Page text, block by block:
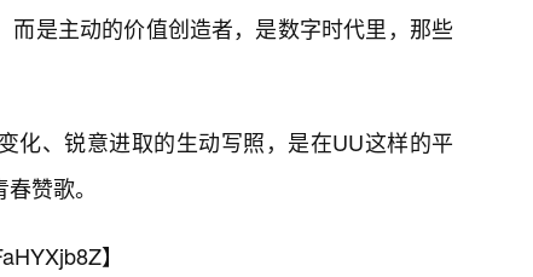
是主动的价值创造者，是数字时代里，那些
化、锐意进取的生动写照，是在UU这样的平
赞歌。
】